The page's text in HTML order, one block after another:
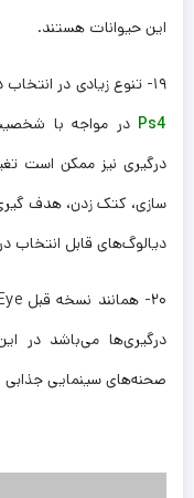
این حیوانات هستند.
۱۹- تنوع زیادی در انتخاب دیالوگ‌های
Ps4 در مواجه با
درگیری نیز ممکن است
سازی، کتک زدن، هدف
دیالوگ‌های قابل انتخاب
درگیری‌ها می‌باشد در
صحنه‌های سینمایی جذابی